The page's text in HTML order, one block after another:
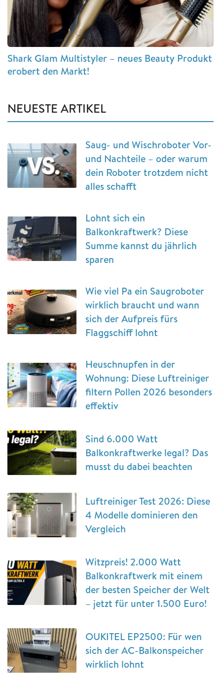
Shark Glam Multistyler – neues Beauty Produkt
erobert den Markt!
NEUESTE ARTIKEL
Saug- und Wischroboter Vor-
und Nachteile – oder warum
dein Roboter trotzdem nicht
alles schafft
Lohnt sich ein
Balkonkraftwerk? Diese
Summe kannst du jährlich
sparen
Wie viel Pa ein Saugroboter
wirklich braucht und wann
sich der Aufpreis fürs
Flaggschiff lohnt
Heuschnupfen in der
Wohnung: Diese Luftreiniger
filtern Pollen 2026 besonders
effektiv
Sind 6.000 Watt
Balkonkraftwerke legal? Das
musst du dabei beachten
Luftreiniger Test 2026: Diese
4 Modelle dominieren den
Vergleich
Witzpreis! 2.000 Watt
Balkonkraftwerk mit einem
der besten Speicher der Welt
– jetzt für unter 1.500 Euro!
OUKITEL EP2500: Für wen
sich der AC-Balkonspeicher
wirklich lohnt